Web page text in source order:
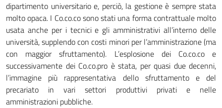
dipartimento universitario e, perciò, la gestione è sempre stata
molto opaca. I Co.co.co sono stati una forma contrattuale molto
usata anche per i tecnici e gli amministrativi all’interno delle
università, supplendo con costi minori per l’amministrazione (ma
con maggior sfruttamento). L’esplosione dei Co.co.co e
successivamente dei Co.co.pro è stata, per quasi due decenni,
l’immagine più rappresentativa dello sfruttamento e del
precariato in vari settori produttivi privati e nelle
amministrazioni pubbliche.